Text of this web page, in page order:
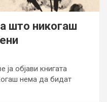
што никогаш
ја објави книгата
нема да бидат